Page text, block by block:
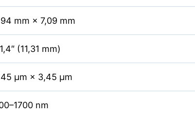
mm × 7,09 mm
(11,31 mm)
µm × 3,45 µm
nm